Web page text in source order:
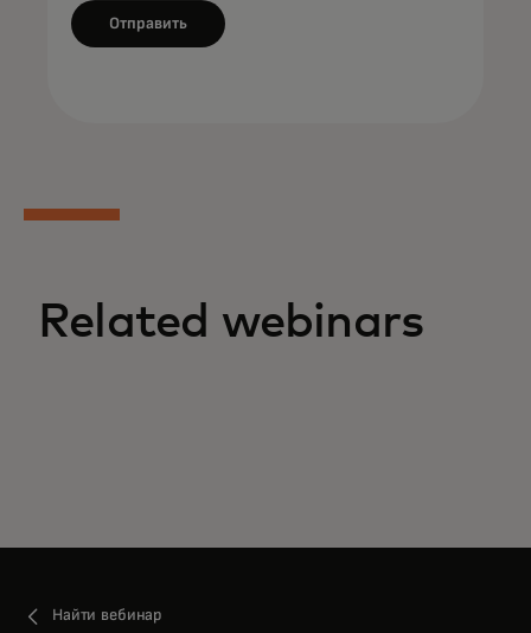
Отправить
Related webinars
Найти вебинар